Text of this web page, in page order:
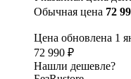
Обычная цена 72
Цена обновлена 1
72 990 ₽
Нашли дешевле?